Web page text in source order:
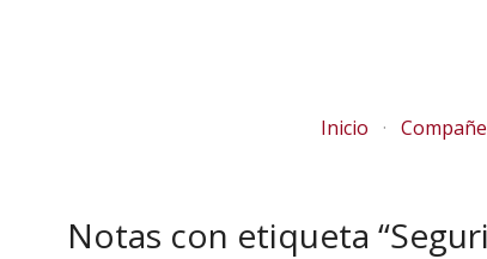
Inicio
Notas con etiqueta